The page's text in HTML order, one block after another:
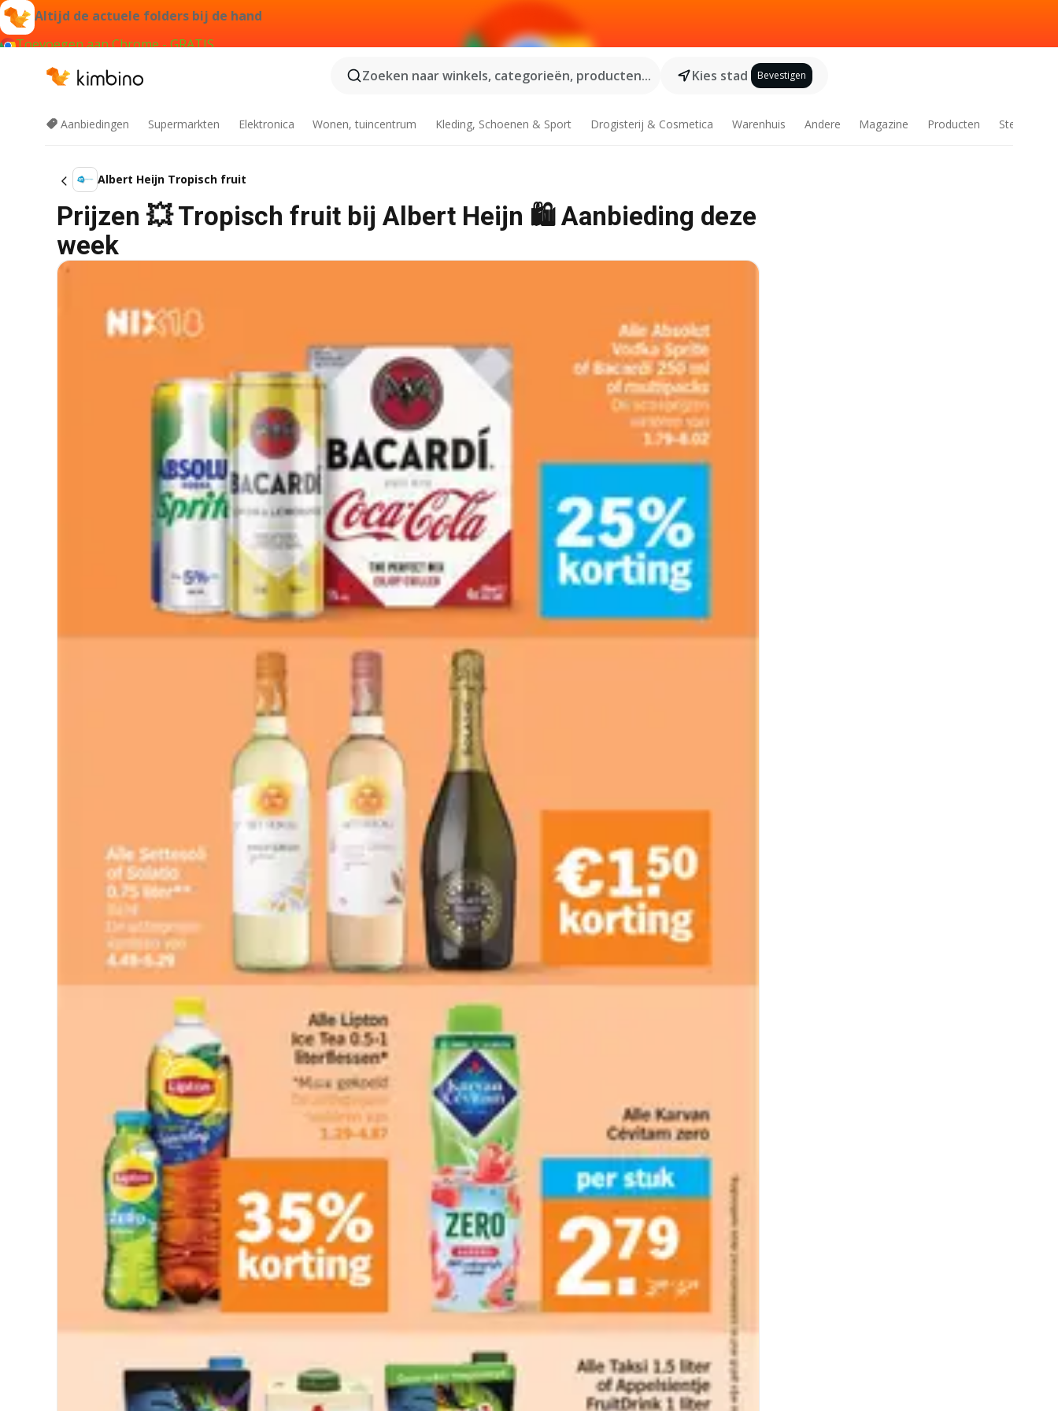
Altijd de actuele folders bij de hand
Toevoegen aan Chrome - GRATIS
Zoeken naar winkels, categorieën, producten...
Kies stad Bevestigen
Aanbiedingen Supermarkten Elektronica Wonen, tuincentrum Kleding, Schoenen & Sport Drogisterij & Cosmetica Warenhuis Andere Magazine Producten Steden
Albert Heijn Tropisch fruit
Prijzen 💥 Tropisch fruit bij Albert Heijn 🛍️ Aanbieding deze
week